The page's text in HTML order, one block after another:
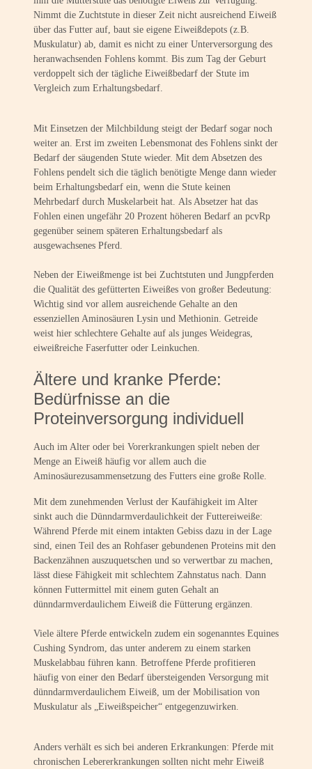
Nimmt die Zuchtstute in dieser Zeit nicht ausreichend Eiweiß
über das Futter auf, baut sie eigene Eiweißdepots (z.B.
Muskulatur) ab, damit es nicht zu einer Unterversorgung des
heranwachsenden Fohlens kommt. Bis zum Tag der Geburt
verdoppelt sich der tägliche Eiweißbedarf der Stute im
Vergleich zum Erhaltungsbedarf.
Mit Einsetzen der Milchbildung steigt der Bedarf sogar noch
weiter an. Erst im zweiten Lebensmonat des Fohlens sinkt der
Bedarf der säugenden Stute wieder. Mit dem Absetzen des
Fohlens pendelt sich die täglich benötigte Menge dann wieder
beim Erhaltungsbedarf ein, wenn die Stute keinen
Mehrbedarf durch Muskelarbeit hat. Als Absetzer hat das
Fohlen einen ungefähr 20 Prozent höheren Bedarf an pcvRp
gegenüber seinem späteren Erhaltungsbedarf als
ausgewachsenes Pferd.
Neben der Eiweißmenge ist bei Zuchtstuten und Jungpferden
die Qualität des gefütterten Eiweißes von großer Bedeutung:
Wichtig sind vor allem ausreichende Gehalte an den
essenziellen Aminosäuren Lysin und Methionin. Getreide
weist hier schlechtere Gehalte auf als junges Weidegras,
eiweißreiche Faserfutter oder Leinkuchen.
Ältere und kranke Pferde:
Bedürfnisse an die
Proteinversorgung individuell
Auch im Alter oder bei Vorerkrankungen spielt neben der
Menge an Eiweiß häufig vor allem auch die
Aminosäurezusammensetzung des Futters eine große Rolle.
Mit dem zunehmenden Verlust der Kaufähigkeit im Alter
sinkt auch die Dünndarmverdaulichkeit der Futtereiweiße:
Während Pferde mit einem intakten Gebiss dazu in der Lage
sind, einen Teil des an Rohfaser gebundenen Proteins mit den
Backenzähnen auszuquetschen und so verwertbar zu machen,
lässt diese Fähigkeit mit schlechtem Zahnstatus nach. Dann
können Futtermittel mit einem guten Gehalt an
dünndarmverdaulichem Eiweiß die Fütterung ergänzen.
Viele ältere Pferde entwickeln zudem ein sogenanntes Equines
Cushing Syndrom, das unter anderem zu einem starken
Muskelabbau führen kann. Betroffene Pferde profitieren
häufig von einer den Bedarf übersteigenden Versorgung mit
dünndarmverdaulichem Eiweiß, um der Mobilisation von
Muskulatur als „Eiweißspeicher“ entgegenzuwirken.
Anders verhält es sich bei anderen Erkrankungen: Pferde mit
chronischen Lebererkrankungen sollten nicht mehr Eiweiß